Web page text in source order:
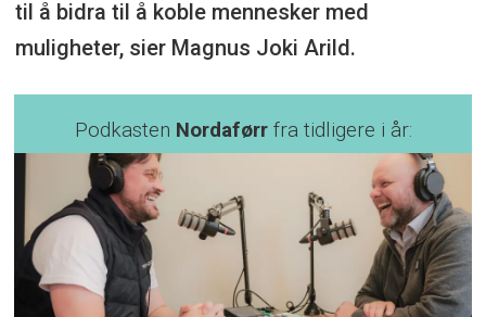
til å bidra til å koble mennesker med
muligheter, sier Magnus Joki Arild.
Podkasten Nordaførrfra tidligere i år: